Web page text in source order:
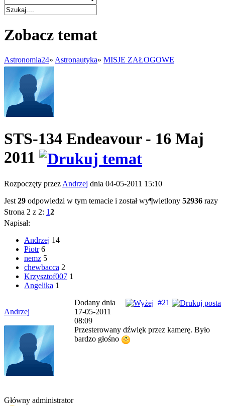
Zobacz temat
Astronomia24» Astronautyka» MISJE ZAŁOGOWE
STS-134 Endeavour - 16 Maj
2011
Rozpoczęty przez Andrzej dnia 04-05-2011 15:10
Jest 29 odpowiedzi w tym temacie i został wy¶wietlony 52936 razy
Strona 2 z 2: 12
Napisał:
Andrzej 14
Piotr 6
nemz 5
chewbacca 2
Krzysztof007 1
Angelika 1
Andrzej
#21
Dodany dnia
17-05-2011
08:09
Główny administrator
Przesterowany dźwięk przez kamerę. Było
bardzo głośno